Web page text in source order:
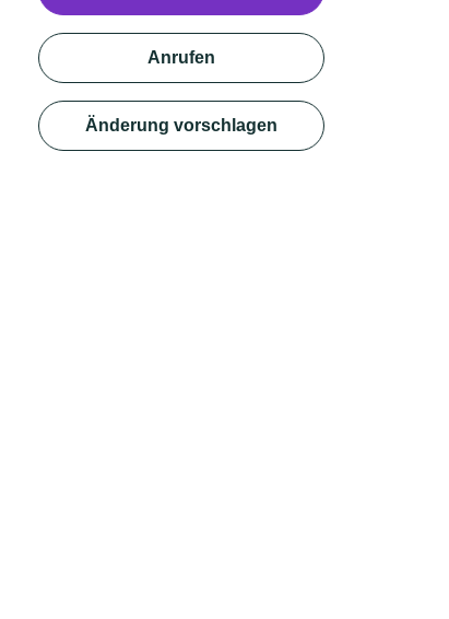
Anrufen
Änderung vorschlagen